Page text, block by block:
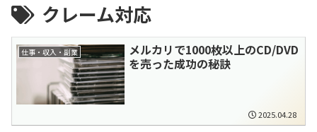
クレーム対応
仕事・収入・副業
メルカリで1000枚以上のCD/DVD
を売った成功の秘訣
2025.04.28